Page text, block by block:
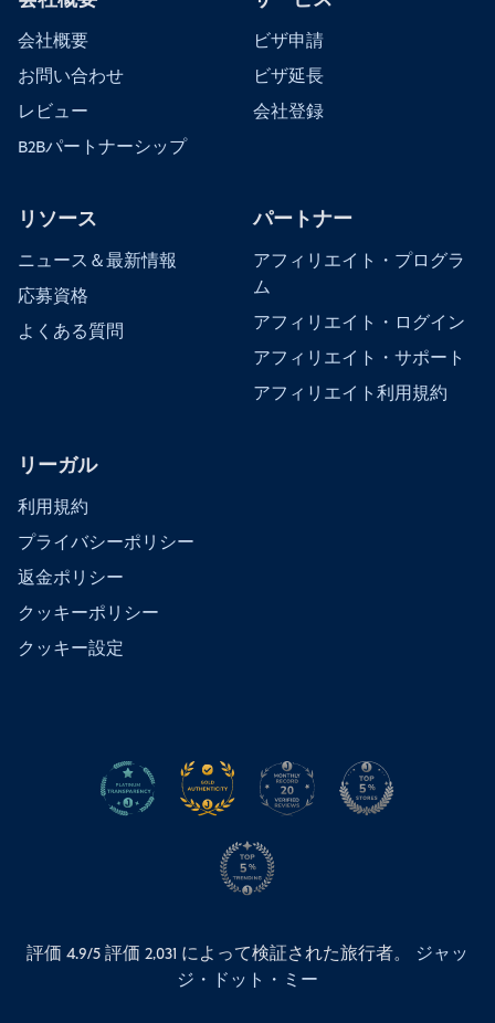
会社概要
お問い合わせ
レビュー
B2Bパートナーシップ
ビザ申請
ビザ延長
会社登録
リソース
ニュース＆最新情報
応募資格
よくある質問
パートナー
アフィリエイト・プログラ
ム
アフィリエイト・ログイン
アフィリエイト・サポート
アフィリエイト利用規約
リーガル
利用規約
プライバシーポリシー
返金ポリシー
クッキーポリシー
クッキー設定
評価 4.9/5 評価 2,031 によって検証された旅行者。 ジャッ
ジ・ドット・ミー